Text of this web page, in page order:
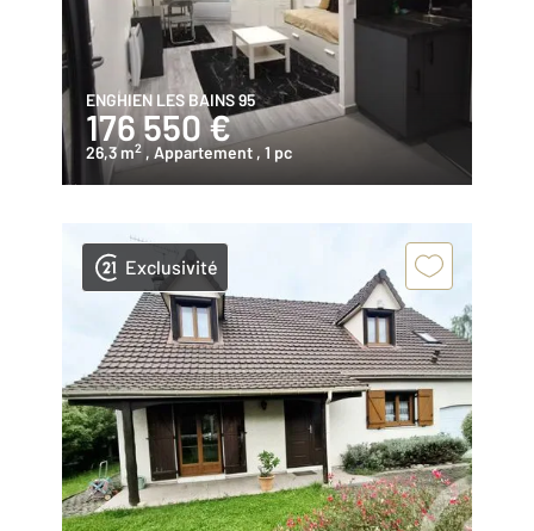
ENGHIEN LES BAINS 95
176 550 €
26,3 m2 , Appartement , 1 pc
Exclusivité